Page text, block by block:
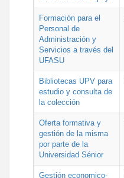
Formación para el
Personal de
Administración y
Servicios a través del
UFASU
Bibliotecas UPV para
estudio y consulta de
la colección
Oferta formativa y
gestión de la misma
por parte de la
Universidad Sénior
Gestión economico-